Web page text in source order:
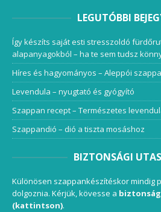
LEGUTÓBBI
Így készíts saját esti stresszoldó
alapanyagokból – ha te sem tudsz
Híres és hagyományos – Aleppói
Levendula – nyugtató és gyógyító
Szappan recept – Természetes
Szappandió – dió a tiszta mosáshoz
BIZTONSÁGI
Különösen szappankészítéskor mindig
dolgoznia. Kérjük, kövesse a
(kattintson).